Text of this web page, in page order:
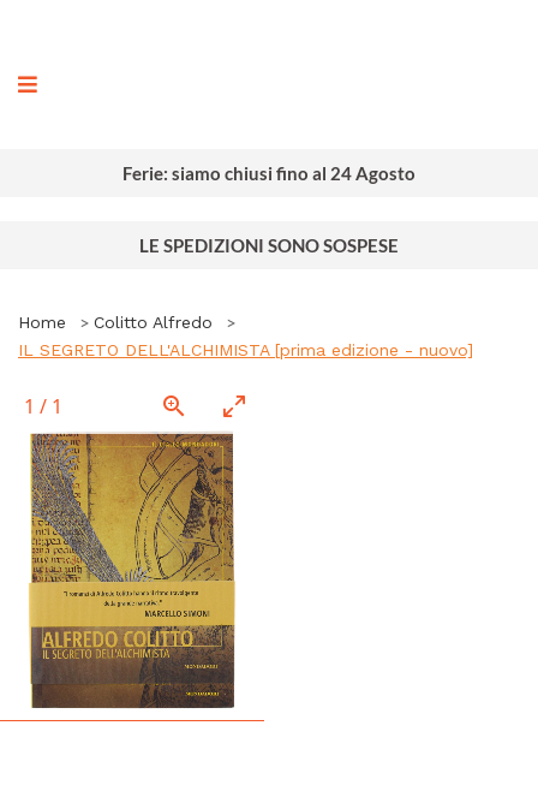
Ferie: siamo chiusi fino al 24 Agosto
LE SPEDIZIONI SONO SOSPESE
Home
Colitto Alfredo
IL SEGRETO DELL'ALCHIMISTA [prima edizione - nuovo]
1 / 1